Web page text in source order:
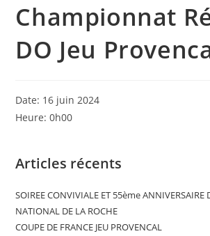
Championnat
DO Jeu
Date: 16 juin 2024
Heure:0h00
Articles récents
SOIREE CONVIVIALE ET 55ème ANNIVERSAIRE
NATIONAL DE LA ROCHE
COUPE DE FRANCE JEU PROVENCAL